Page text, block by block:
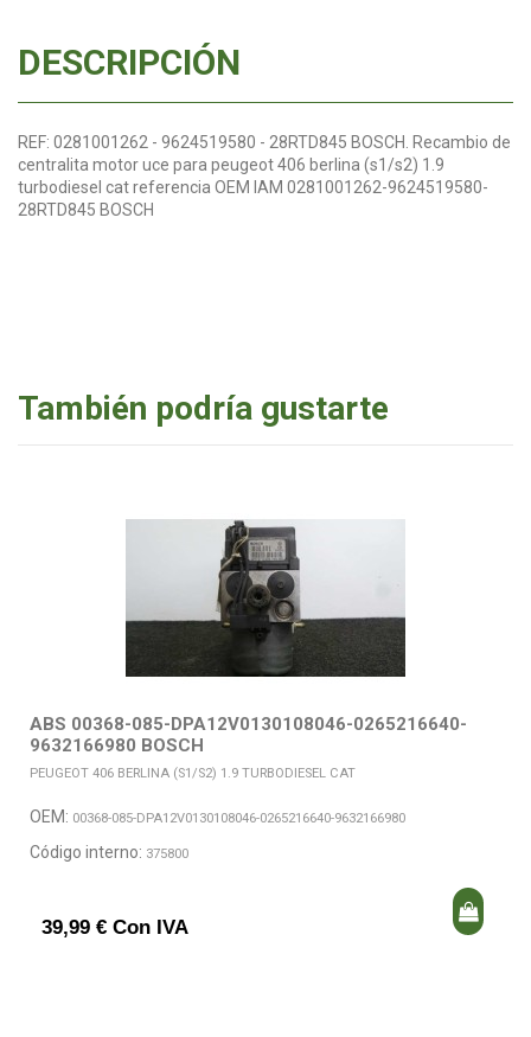
DESCRIPCIÓN
REF: 0281001262 - 9624519580 - 28RTD845 BOSCH. Recambio de
centralita motor uce para peugeot 406 berlina (s1/s2) 1.9
turbodiesel cat referencia OEM IAM 0281001262-9624519580-
28RTD845 BOSCH
También podría gustarte
ABS 00368-085-DPA12V0130108046-0265216640-
9632166980 BOSCH
PEUGEOT 406 BERLINA (S1/S2) 1.9 TURBODIESEL CAT
OEM: 00368-085-DPA12V0130108046-0265216640-9632166980
Código interno: 375800
39,99 € Con IVA